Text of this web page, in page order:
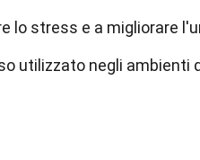
lo stress e a migliorare
utilizzato negli ambienti